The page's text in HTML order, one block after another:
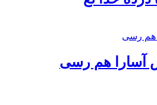
آسارا هم رسی